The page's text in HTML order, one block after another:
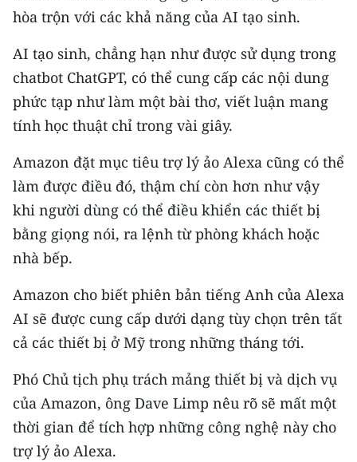
MEDIA CENTER
E-Magazine
Video
Media Chính trị
Media Kinh tế
Media Văn hóa
Media Xã hội
Media Pháp luật
Media Du lịch
Media Thế giới
Media Giáo dục
Media Y tế
hòa trộn với các khả năng của AI tạo sinh.
AI tạo sinh, chẳng hạn như được sử dụng trong
chatbot ChatGPT, có thể cung cấp các nội dung
phức tạp như làm một bài thơ, viết luận mang
tính học thuật chỉ trong vài giây.
Amazon đặt mục tiêu trợ lý ảo Alexa cũng có thể
làm được điều đó, thậm chí còn hơn như vậy
khi người dùng có thể điều khiển các thiết bị
bằng giọng nói, ra lệnh từ phòng khách hoặc
nhà bếp.
Amazon cho biết phiên bản tiếng Anh của Alexa
AI sẽ được cung cấp dưới dạng tùy chọn trên tất
cả các thiết bị ở Mỹ trong những tháng tới.
Phó Chủ tịch phụ trách mảng thiết bị và dịch vụ
của Amazon, ông Dave Limp nêu rõ sẽ mất một
thời gian để tích hợp những công nghệ này cho
trợ lý ảo Alexa.